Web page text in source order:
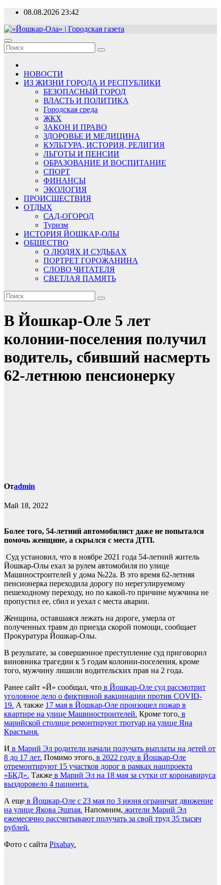
Перейти
содержимому
08.08.2026 23:42
«Йошкар-Ола» | Городская газета
Новости, события, люди
НОВОСТИ
ИЗ ЖИЗНИ ГОРОДА И РЕСПУБЛИКИ
БЕЗОПАСНЫЙ ГОРОД
ВЛАСТЬ И ПОЛИТИКА
Городская среда
ЖКХ
ЗАКОН И ПРАВО
ЗДОРОВЬЕ И МЕДИЦИНА
КУЛЬТУРА, ИСТОРИЯ, РЕЛИГИЯ
ЛЬГОТЫ И ПЕНСИИ
ОБРАЗОВАНИЕ И ВОСПИТАНИЕ
СПОРТ
ФИНАНСЫ
ЭКОЛОГИЯ
ПРОИСШЕСТВИЯ
ОТДЫХ
САД-ОГОРОД
Туризм
ИСТОРИЯ ЙОШКАР-ОЛЫ
ОБЩЕСТВО
О ЛЮДЯХ И СУДЬБАХ
ПОРТРЕТ ГОРОЖАНИНА
СЛОВО ЧИТАТЕЛЯ
СВЕТЛАЯ ПАМЯТЬ
В Йошкар-Оле 5 лет
колонии-поселения получил
водитель, сбивший насмерть
62-летнюю пенсионерку
Отadmin
Май 18, 2022
Более того, 54-летний автомобилист даже не попытался
помочь женщине, а скрылся с места ДТП.
Суд установил, что в ноябре 2021 года 54-летний житель
Йошкар-Олы ехал за рулем автомобиля по улице
Машиностроителей у дома №22а. В это время 62-летняя
пенсионерка переходила дорогу по нерегулируемому
пешеходному переходу, но по какой-то причине мужчина не
пропустил ее, сбил и уехал с места аварии.
Женщина, оставшаяся лежать на дороге, умерла от
полученных травм до приезда скорой помощи, сообщает
Прокуратура Йошкар-Олы.
В результате, за совершенное преступление суд приговорил
виновника трагедии к 5 годам колонии-поселения, кроме
того, мужчину лишили водительских прав на 2 года.
Ранее сайт «Й» сообщал, что в Йошкар-Оле суд рассмотрит
уголовное дело о фиктивной вакцинации против COVID-
19. А также 17 мая в Йошкар-Оле произошел пожар в
квартире на улице Машиностроителей. Кроме того, в
марийской столице ремонтируют тротуар на улице Яна
Крастыня.
И в Марий Эл родители начали получать выплаты на детей от
8 до 17 лет. Помимо этого, в 2022 году в Йошкар-Оле
отремонтируют 15 участков дорог в рамках нацпроекта
«БКД». Также в Марий Эл на 18 мая за сутки от коронавируса
выздоровело 4 пациента.
А еще в Йошкар-Оле с 23 мая по 3 июня ограничат движение
на улице Якова Эшпая. Напомним, жители Марий Эл
ежемесячно рассчитывают получать за свой труд 35 тысяч
рублей.
Фото с сайта Pixabay.